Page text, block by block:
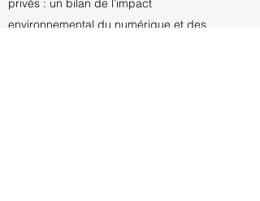
privés : un bilan de l’impact
environnemental du numérique et des